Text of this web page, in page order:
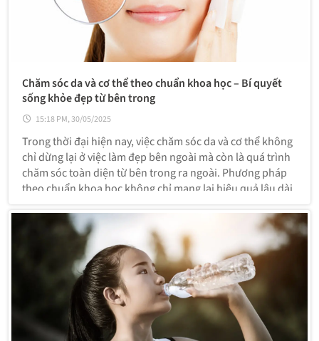
Chăm sóc da và cơ thể theo chuẩn khoa học – Bí quyết
sống khỏe đẹp từ bên trong
15:18 PM, 30/05/2025
Trong thời đại hiện nay, việc chăm sóc da và cơ thể không
chỉ dừng lại ở việc làm đẹp bên ngoài mà còn là quá trình
chăm sóc toàn diện từ bên trong ra ngoài. Phương pháp
theo chuẩn khoa học không chỉ mang lại hiệu quả lâu dài,
cân đối một cách bền